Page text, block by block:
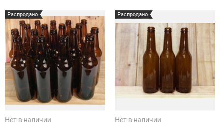
Распродано
Нет в наличии
Распродано
Нет в наличии